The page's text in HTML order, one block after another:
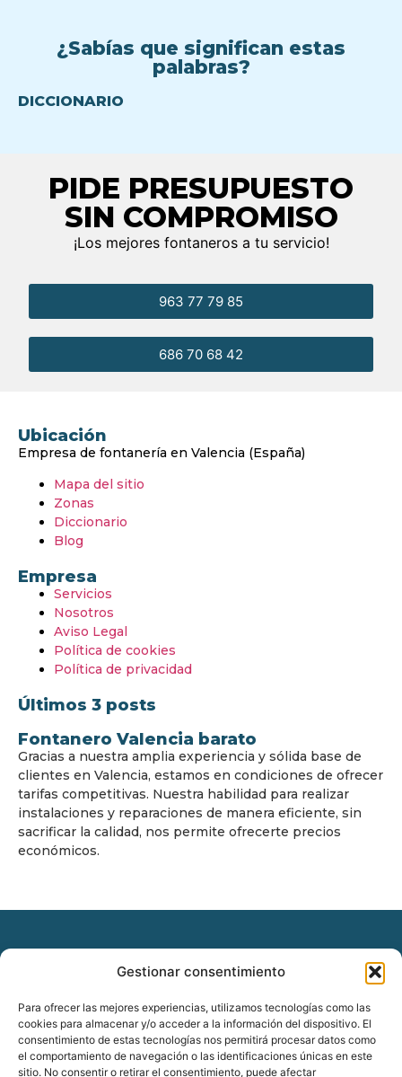
Gestionar consentimiento
Para ofrecer las mejores experiencias, utilizamos tecnologías como las
cookies para almacenar y/o acceder a la información del dispositivo. El
consentimiento de estas tecnologías nos permitirá procesar datos como
el comportamiento de navegación o las identificaciones únicas en este
sitio. No consentir o retirar el consentimiento, puede afectar
¿Sabías que significan estas
palabras?
DICCIONARIO
PIDE PRESUPUESTO
SIN COMPROMISO
¡Los mejores fontaneros a tu servicio!
686 70 68 42
963 77 79 85
Ubicación
Empresa de fontanería en Valencia (España)
Mapa del sitio
Zonas
Diccionario
Blog
Empresa
Servicios
Nosotros
Aviso Legal
Política de cookies
Política de privacidad
Últimos 3 posts
Fontanero Valencia barato
Gracias a nuestra amplia experiencia y sólida base de
clientes en Valencia, estamos en condiciones de ofrecer
tarifas competitivas. Nuestra habilidad para realizar
instalaciones y reparaciones de manera eficiente, sin
sacrificar la calidad, nos permite ofrecerte precios
económicos.
© Copyright www.fontanerovalencia24.com
Todos los derechos reservados.